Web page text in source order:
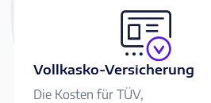
Vollkasko-Versicherung
Die Kosten für TÜV,